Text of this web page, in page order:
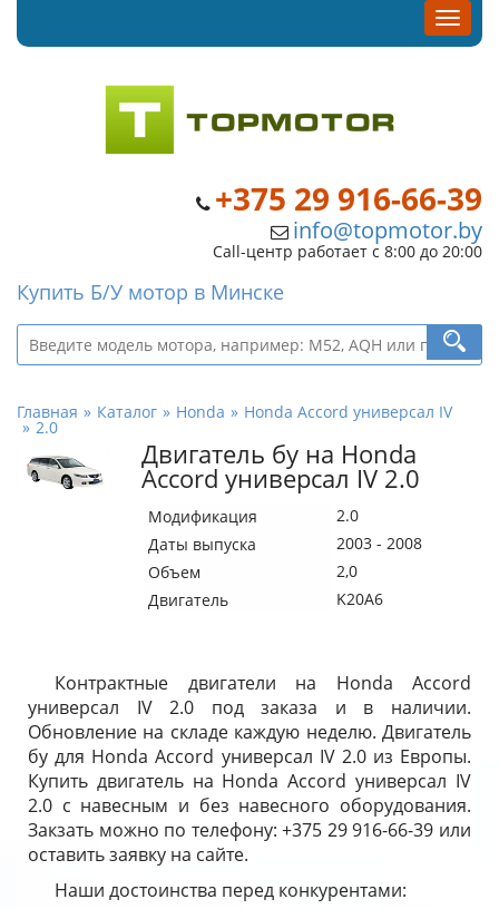
+375 29 916-66-39
info@topmotor.by
Call-центр работает с 8:00 до 20:00
Купить Б/У мотор в Минске
Главная Каталог Honda Honda Accord универсал IV
2.0
Двигатель бу на Honda
Accord универсал IV 2.0
Модификация
2.0
Даты выпуска
2003 - 2008
Объем
2,0
Двигатель
K20A6
Контрактные двигатели на Honda Accord
универсал IV 2.0 под заказа и в наличии.
Обновление на складе каждую неделю. Двигатель
бу для Honda Accord универсал IV 2.0 из Европы.
Купить двигатель на Honda Accord универсал IV
2.0 с навесным и без навесного оборудования.
Закзать можно по телефону: +375 29 916-66-39 или
оставить заявку на сайте.
Наши достоинства перед конкурентами: